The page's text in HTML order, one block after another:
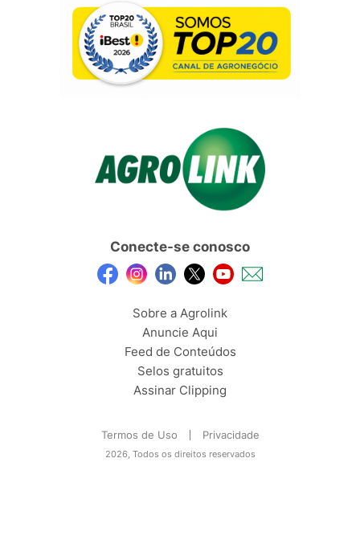
Conecte-se conosco
Sobre a Agrolink
Anuncie Aqui
Feed de Conteúdos
Selos gratuitos
Assinar Clipping
Termos de Uso Privacidade
2026, Todos os direitos reservados